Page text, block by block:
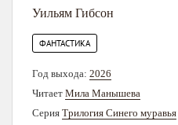
Уильям Гибсон
ФАНТАСТИКА
Год выхода: 2026
Читает Мила Манышева
Серия Трилогия Синего муравья